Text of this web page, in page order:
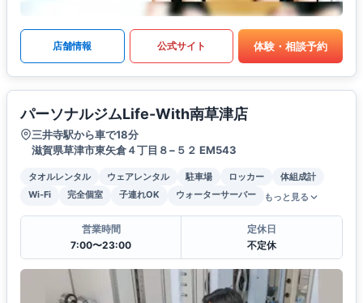
店舗情報 公式サイト 体験・相談予約
パーソナルジムLife-With南草津店
三井寺駅から車で18分
滋賀県草津市東矢倉４丁目８−５２ EM543
タオルレンタル ウェアレンタル 駐車場 ロッカー
体組成計
Wi-Fi
完全個室 子連れOK ウォーターサーバー もっと見る
営業時間
7:00〜23:00
定休日
不定休